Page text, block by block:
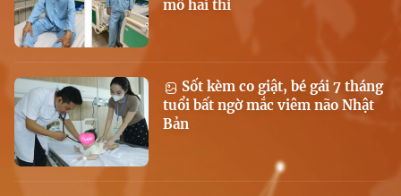
mổ hai thì
Sốt kèm co giật, bé gái 7 tháng
tuổi bất ngờ mắc viêm não Nhật
Bản